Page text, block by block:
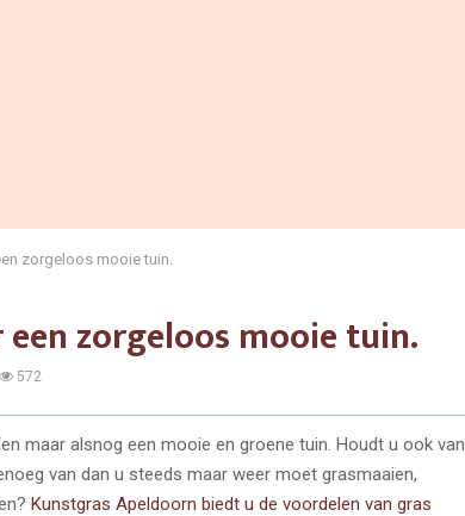
zorgeloos mooie tuin.
zorgeloos mooie tuin.
572
maar alsnog een mooie en groene tuin. Houdt u ook van
van dan u steeds maar weer moet grasmaaien,
Kunstgras Apeldoorn biedt u de voordelen van gras